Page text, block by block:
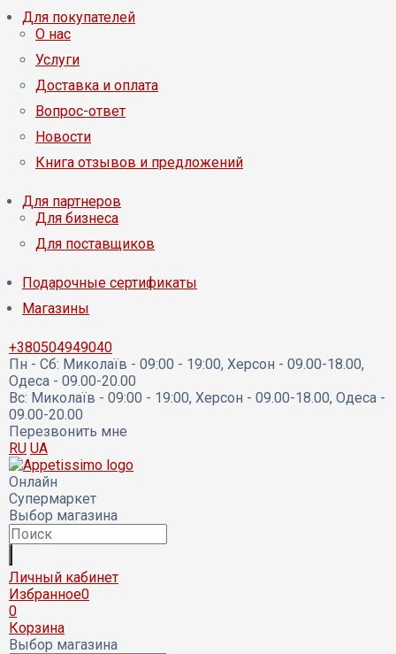
Для покупателей
О нас
Услуги
Доставка и оплата
Вопрос-ответ
Новости
Книга отзывов и предложений
Для партнеров
Для бизнеса
Для поставщиков
Подарочные сертификаты
Магазины
+380504949040
Пн - Сб: Миколаїв - 09:00 - 19:00, Херсон - 09.00-18.00,
Одеса - 09.00-20.00
Вс: Миколаїв - 09:00 - 19:00, Херсон - 09.00-18.00, Одеса -
09.00-20.00
Перезвонить мне
RU UA
Онлайн
Супермаркет
Выбор магазина
Личный кабинет
Избранное0
0
Корзина
Выбор магазина